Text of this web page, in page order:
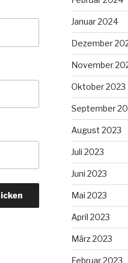
Januar 2024
Dezember
November
Oktober 2023
September
August 2023
Juli 2023
Juni 2023
Mai 2023
April 2023
März 2023
Februar 2023